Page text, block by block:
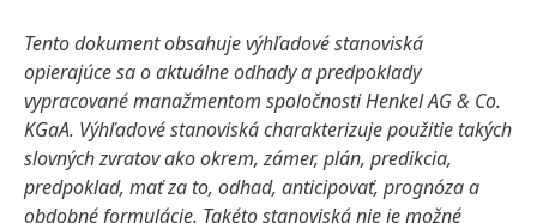
Tento dokument obsahuje výhľadové stanoviská
opierajúce sa o aktuálne odhady a predpoklady
vypracované manažmentom spoločnosti Henkel AG & Co.
KGaA. Výhľadové stanoviská charakterizuje použitie takých
slovných zvratov ako okrem, zámer, plán, predikcia,
predpoklad, mať za to, odhad, anticipovať, prognóza a
obdobné formulácie. Takéto stanoviská nie je možné